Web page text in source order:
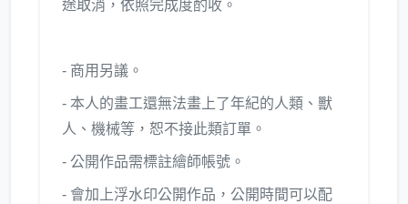
途取消，依照完成度酌收。
- 商用另議。
- 本人的畫工還無法畫上了年紀的人類、獸
人、機械等，恕不接此類訂單。
- 公開作品需標註繪師帳號。
- 會加上浮水印公開作品，公開時間可以配